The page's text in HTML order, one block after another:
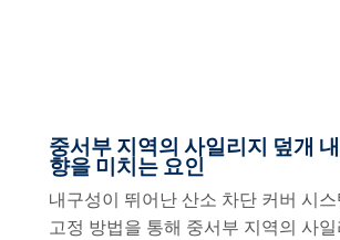
중서부 지역의 사일리지 덮개
향을 미치는 요인
내구성이 뛰어난 산소 차단 커버 시
고정 방법을 통해 중서부 지역의 사일